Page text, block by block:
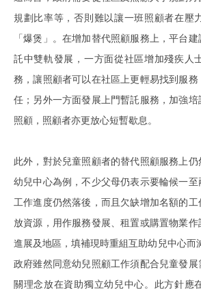
規劃比率等，否則難以讓一班照顧者在壓
「爆煲」。在增加替代照顧服務上，平台
託中雙軌發展，一方面從社區增加殘疾人
務，讓照顧者可以在社區上更輕易找到服
任；另外一方面發展上門暫託服務，加強
照顧，照顧者亦更放心短暫歇息。
此外，對於兒童照顧者的替代照顧服務上
幼兒中心為例，不少父母仍表示要輪候一
工作進度仍然落後，而且欠缺增加名額的
放資源，用作服務發展、租置或購置物業
進展及地區，填補現時重組互助幼兒中心而
政府雖然同意幼兒照顧工作須配合兒童發
關理念放在資助獨立幼兒中心。此方針應